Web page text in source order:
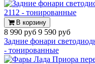
В корзину
8 990 руб 9 590 руб
Задние фонари
- тонированные